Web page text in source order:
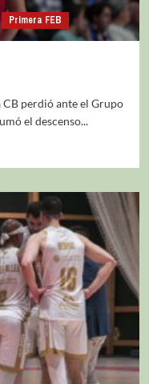
Primera FEB
CB perdió ante el Grupo
el descenso...